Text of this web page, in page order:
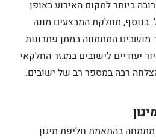
ביותר למקום האירוע באופן
בנוסף, מחלקת המבצעים מונה
מושבים המתמחה במתן פתרונות
יעודיים לישובים במגזר החלקאי
רבה במספר רב של ישובים.
מתמחה בהתאמת חליפת מיגון